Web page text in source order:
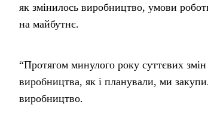
як змінилось виробництво, умови
на майбутнє.
“Протягом минулого року суттєвих
виробництва, як і планували, ми
виробництво.